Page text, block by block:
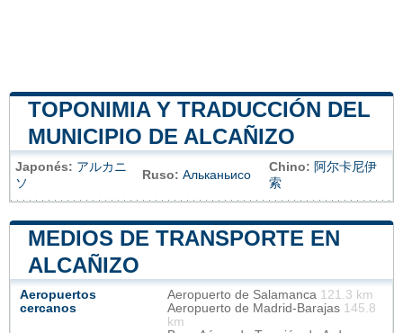
TOPONIMIA Y TRADUCCIÓN DEL
MUNICIPIO DE ALCAÑIZO
Japonés: アルカニ
ソ
Ruso: Альканьисо
Chino: 阿尔卡尼伊
索
MEDIOS DE TRANSPORTE EN
ALCAÑIZO
Aeropuertos
cercanos
Aeropuerto de Salamanca 121.3 km
Aeropuerto de Madrid-Barajas 145.8
km